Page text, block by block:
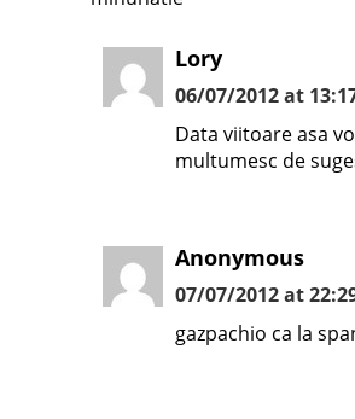
Lory
06/07/2012 at
Data viitoare asa
multumesc de
Anonymous
07/07/2012 at
gazpachio ca la